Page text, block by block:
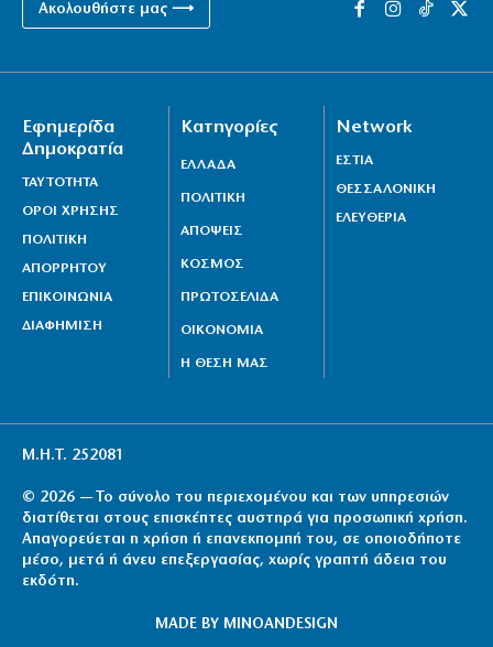
Ακολουθήστε μας ⟶
Εφημερίδα
Δημοκρατία
ΤΑΥΤΟΤΗΤΑ
ΟΡΟΙ ΧΡΗΣΗΣ
ΠΟΛΙΤΙΚΗ
ΑΠΟΡΡΗΤΟΥ
ΕΠΙΚΟΙΝΩΝΙΑ
ΔΙΑΦΗΜΙΣΗ
Κατηγορίες
ΕΛΛΑΔΑ
ΠΟΛΙΤΙΚΗ
ΑΠΟΨΕΙΣ
ΚΟΣΜΟΣ
ΠΡΩΤΟΣΕΛΙΔΑ
ΟΙΚΟΝΟΜΙΑ
Η ΘΕΣΗ ΜΑΣ
Network
ΕΣΤΙΑ
ΘΕΣΣΑΛΟΝΙΚΗ
ΕΛΕΥΘΕΡΙΑ
Μ.Η.Τ. 252081
© 2026 — Το σύνολο του περιεχομένου και των υπηρεσιών
διατίθεται στους επισκέπτες αυστηρά για προσωπική χρήση.
Απαγορεύεται η χρήση ή επανεκπομπή του, σε οποιοδήποτε
μέσο, μετά ή άνευ επεξεργασίας, χωρίς γραπτή άδεια του
εκδότη.
MADE BY MINOANDESIGN